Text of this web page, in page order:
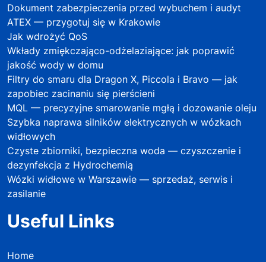
Dokument zabezpieczenia przed wybuchem i audyt
ATEX — przygotuj się w Krakowie
Jak wdrożyć QoS
Wkłady zmiękczająco-odżelaziające: jak poprawić
jakość wody w domu
Filtry do smaru dla Dragon X, Piccola i Bravo — jak
zapobiec zacinaniu się pierścieni
MQL — precyzyjne smarowanie mgłą i dozowanie oleju
Szybka naprawa silników elektrycznych w wózkach
widłowych
Czyste zbiorniki, bezpieczna woda — czyszczenie i
dezynfekcja z Hydrochemią
Wózki widłowe w Warszawie — sprzedaż, serwis i
zasilanie
Useful Links
Home